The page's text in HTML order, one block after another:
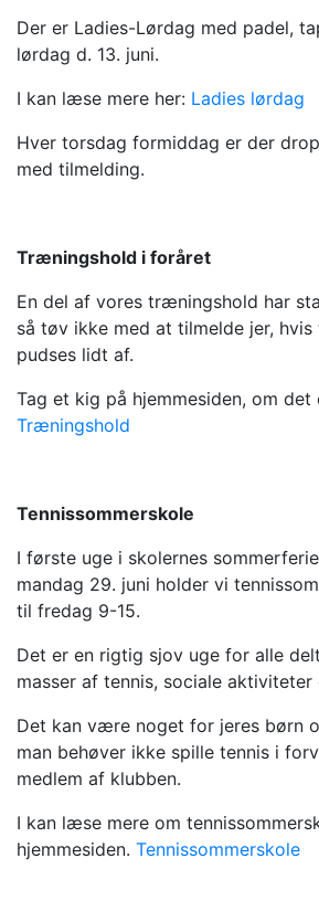
Der er Ladies-Lørdag med padel,
lørdag d. 13. juni.
I kan læse mere her: Ladies lørdag
Hver torsdag formiddag er der
med tilmelding.
Træningshold i foråret
En del af vores træningshold har
så tøv ikke med at tilmelde jer, hvis
pudses lidt af.
Tag et kig på hjemmesiden, om det
Træningshold
Tennissommerskole
I første uge i skolernes
mandag 29. juni holder vi
til fredag 9-15.
Det er en rigtig sjov uge for alle
masser af tennis, sociale aktiviteter
Det kan være noget for jeres børn
man behøver ikke spille tennis i
medlem af klubben.
I kan læse mere om
hjemmesiden. Tennissommerskole